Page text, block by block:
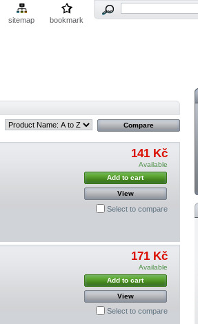
sitemap
bookmark
141 Kč
Available
Add to cart
View
Select to compare
171 Kč
Available
Add to cart
View
Select to compare